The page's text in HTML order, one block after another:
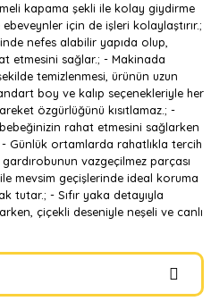
kapama şekli ile kolay giydirme
için de işleri kolaylaştırır.;
nefes alabilir yapıda olup,
etmesini sağlar.; - Makinada
temizlenmesi, ürünün uzun
boy ve kalıp seçenekleriyle her
özgürlüğünü kısıtlamaz.; -
rahat etmesini sağlarken
Günlük ortamlarda rahatlıkla tercih
vazgeçilmez parçası
mevsim geçişlerinde ideal koruma
tutar.; - Sıfır yaka detayıyla
çiçekli deseniyle neşeli ve canlı